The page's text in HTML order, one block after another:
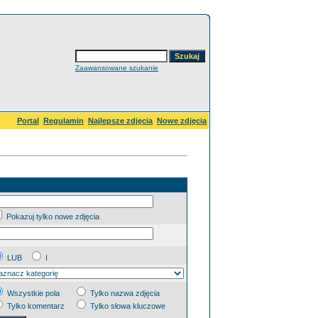
Zaawansowane szukanie
Portal Regulamin Najlepsze zdjęcia Nowe zdjęcia
Pokazuj tylko nowe zdjęcia
LUB
I
Wszystkie pola
Tylko nazwa zdjęcia
Tylko komentarz
Tylko słowa kluczowe